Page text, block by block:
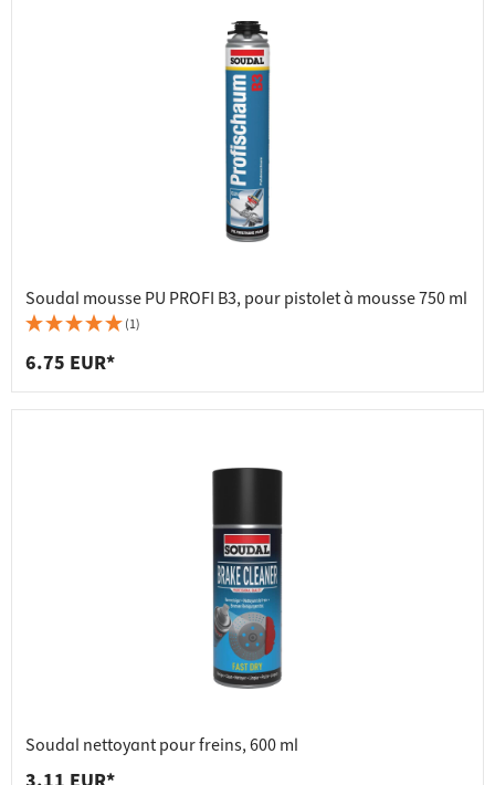
Soudal mousse PU PROFI B3, pour pistolet à mousse 750 ml
(1)
6.75 EUR*
Soudal nettoyant pour freins, 600 ml